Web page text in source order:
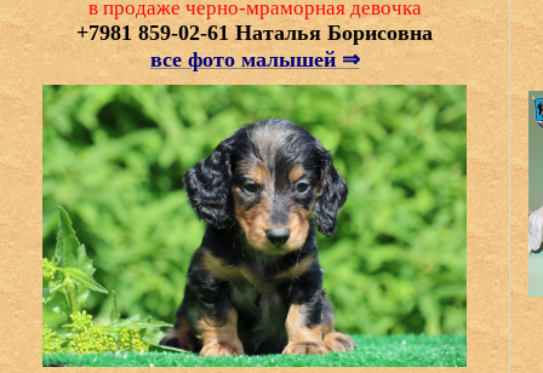
в продаже черно-мраморная девочка
+7981 859-02-61 Наталья Борисовна
все фото малышей ⇒